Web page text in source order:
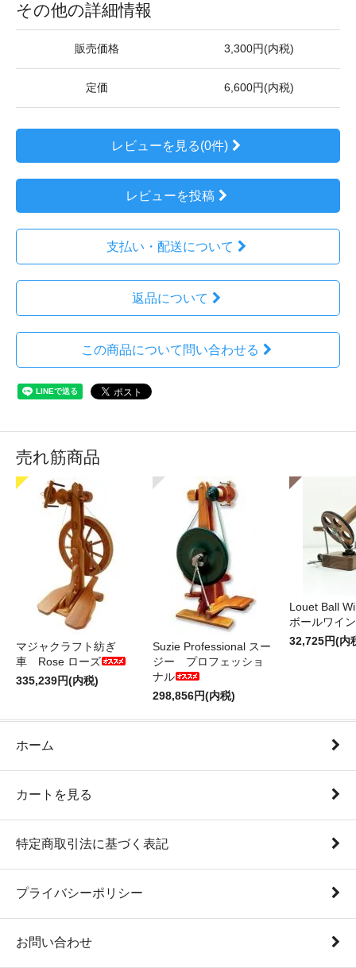
その他の詳細情報
販売価格 3,300円(内税)
定価 6,600円(内税)
レビューを見る(0件)
レビューを投稿
支払い・配送について
返品について
この商品について問い合わせる
売れ筋商品
マジャクラフト紡ぎ
車 Rose ローズ
335,239円(内税)
Suzie Professional スー
ジー プロフェッショ
ナル
298,856円(内税)
Louet Ball
ボールワイ
32,725円(内
ホーム
カートを見る
特定商取引法に基づく表記
プライバシーポリシー
お問い合わせ